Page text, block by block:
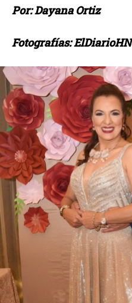
Por: Dayana Ortiz
Fotografías: ElDiarioHN